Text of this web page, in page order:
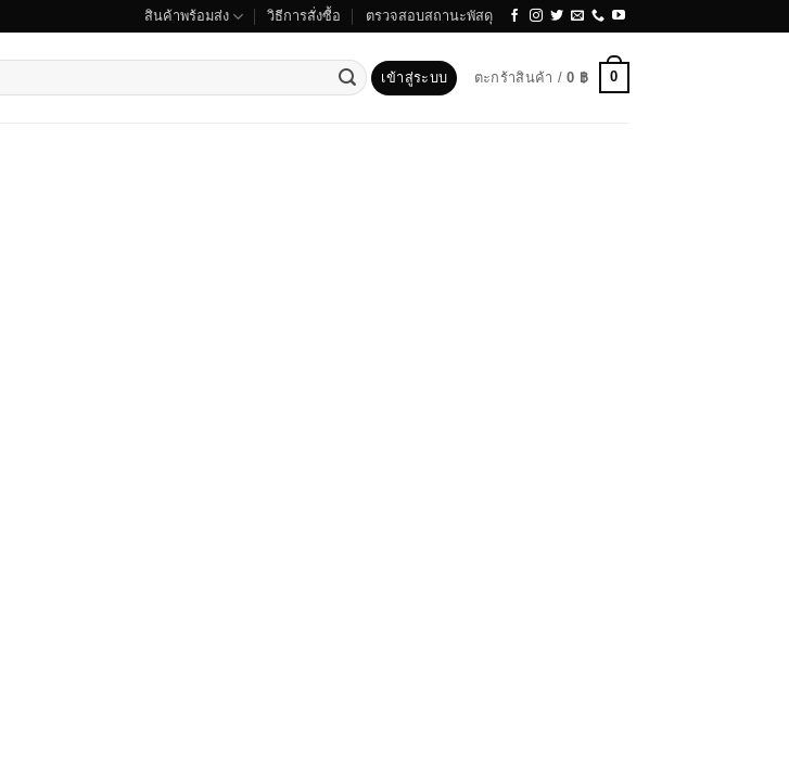
สินค้าพร้อมส่ง วิธีการสั่งซื้อ ตรวจสอบสถานะพัสดุ
เข้าสู่ระบบ ตะกร้าสินค้า /0 ฿ 0